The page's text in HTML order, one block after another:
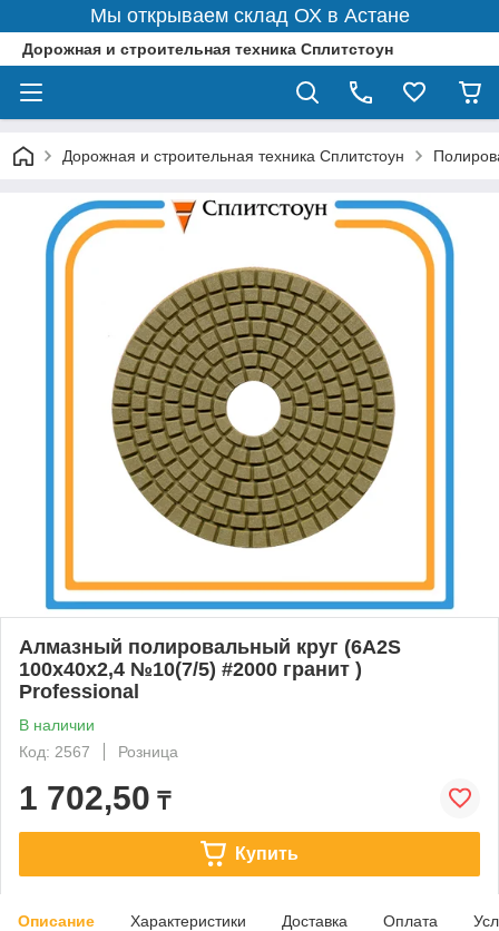
Мы открываем склад ОХ в Астане
Дорожная и строительная техника Сплитстоун
Дорожная и строительная техника Сплитстоун
Алмазный полировальный круг (6A2S
100x40x2,4 №10(7/5) #2000 гранит )
Professional
В наличии
Код: 2567
Розница
1 702,50 ₸
Купить
Описание Характеристики Доставка Оплата